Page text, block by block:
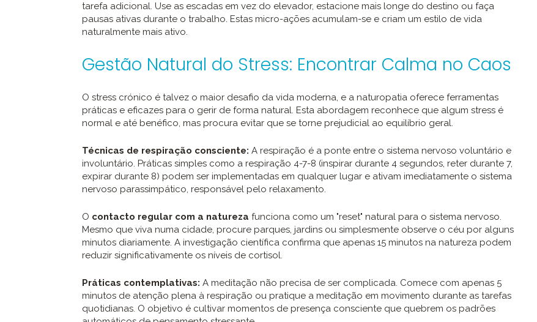
tarefa adicional. Use as escadas em vez do elevador, estacione mais longe do destino ou faça
pausas ativas durante o trabalho. Estas micro-ações acumulam-se e criam um estilo de vida
naturalmente mais ativo.
Gestão Natural do Stress: Encontrar Calma no Caos
O stress crónico é talvez o maior desafio da vida moderna, e a naturopatia oferece ferramentas
práticas e eficazes para o gerir de forma natural. Esta abordagem reconhece que algum stress é
normal e até benéfico, mas procura evitar que se torne prejudicial ao equilíbrio geral.
Técnicas de respiração consciente: A respiração é a ponte entre o sistema nervoso voluntário e
involuntário. Práticas simples como a respiração 4-7-8 (inspirar durante 4 segundos, reter durante 7,
expirar durante 8) podem ser implementadas em qualquer lugar e ativam imediatamente o sistema
nervoso parassimpático, responsável pelo relaxamento.
O contacto regular com a natureza funciona como um "reset" natural para o sistema nervoso.
Mesmo que viva numa cidade, procure parques, jardins ou simplesmente observe o céu por alguns
minutos diariamente. A investigação científica confirma que apenas 15 minutos na natureza podem
reduzir significativamente os níveis de cortisol.
Práticas contemplativas: A meditação não precisa de ser complicada. Comece com apenas 5
minutos de atenção plena à respiração ou pratique a meditação em movimento durante as tarefas
quotidianas. O objetivo é cultivar momentos de presença consciente que quebrem os padrões